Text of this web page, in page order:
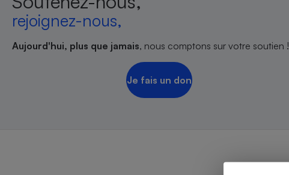
rejoignez-nous,
Aujourd'hui, plus que jamais, nous comptons sur votre soutien !
Je fais un don